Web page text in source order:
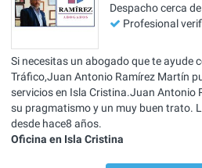
Despacho cerca
Profesional
Si necesitas un abogado que te ayude
Tráfico,Juan Antonio Ramírez Martín
servicios en Isla Cristina.Juan Antonio
su pragmatismo y un muy buen trato.
desde hace8 años.
Oficina en Isla Cristina